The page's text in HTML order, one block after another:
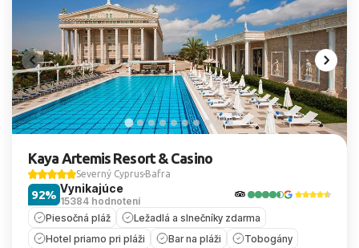
Kaya Artemis Resort & Casino
Severný Cyprus Bafra
Vynikajúce
15384 hodnotení
92%
Piesočná pláž
Ležadlá a slnečníky zdarma
Hotel priamo pri pláži
Bar na pláži Tobogány